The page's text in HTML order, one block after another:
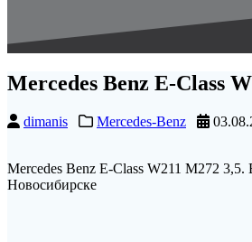
Mercedes Benz E-Class
dimanis Mercedes-Benz
Mercedes Benz E-Class W211 M272 3,5.
Новосибирске